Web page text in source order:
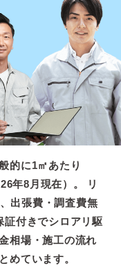
的に1㎡あたり
年8月現在）。 リ
出張費・調査費無
証付きでシロアリ駆
相場・施工の流れ
めています。